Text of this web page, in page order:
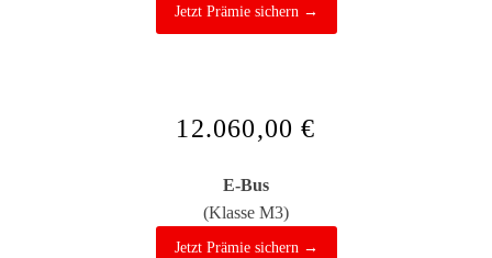
Jetzt Prämie sichern →
12.060,00 €
E-Bus
(Klasse M3)
Jetzt Prämie sichern →